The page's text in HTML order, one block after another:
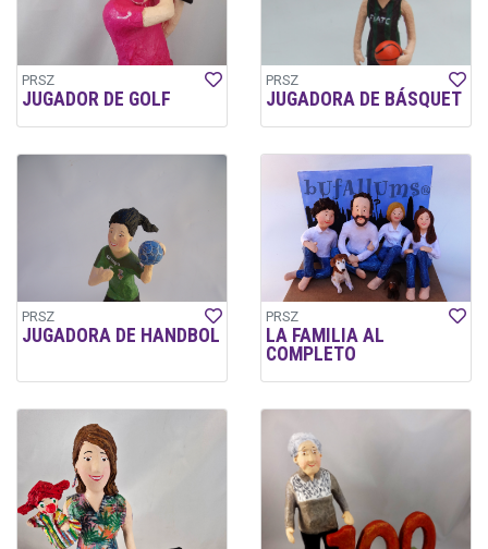
PRSZ
JUGADOR DE GOLF
PRSZ
JUGADORA DE BÁSQUET
PRSZ
JUGADORA DE HANDBOL
PRSZ
LA FAMILIA AL
COMPLETO